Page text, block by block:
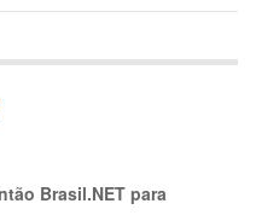
Brasil.NET para